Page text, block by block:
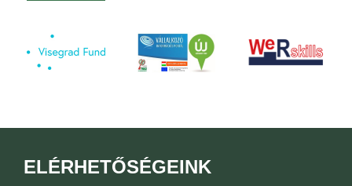
ELÉRHETŐSÉGEINK